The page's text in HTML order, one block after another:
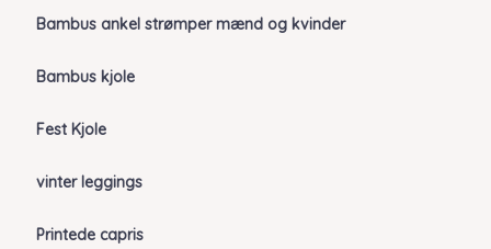
Bambus ankel strømper mænd og kvinder
Bambus kjole
Fest Kjole
vinter leggings
Printede capris